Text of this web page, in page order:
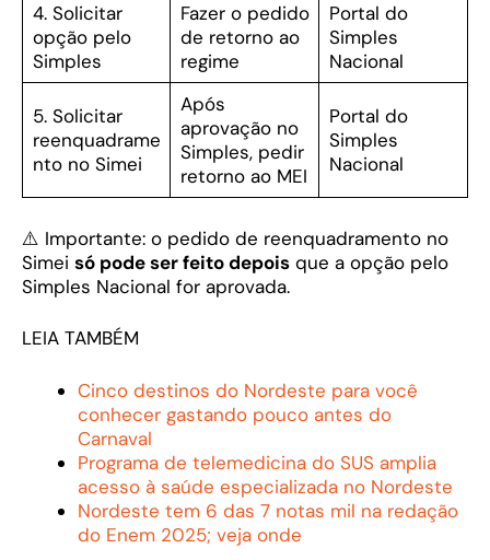
4. Solicitar
opção pelo
Simples
Fazer o pedido
de retorno ao
regime
Portal do
Simples
Nacional
5. Solicitar
reenquadrame
nto no Simei
Após
aprovação no
Simples, pedir
retorno ao MEI
Portal do
Simples
Nacional
⚠️ Importante: o pedido de reenquadramento no
Simei só pode ser feito depois que a opção pelo
Simples Nacional for aprovada.
LEIA TAMBÉM
Cinco destinos do Nordeste para você
conhecer gastando pouco antes do
Carnaval
Programa de telemedicina do SUS amplia
acesso à saúde especializada no Nordeste
Nordeste tem 6 das 7 notas mil na redação
do Enem 2025; veja onde